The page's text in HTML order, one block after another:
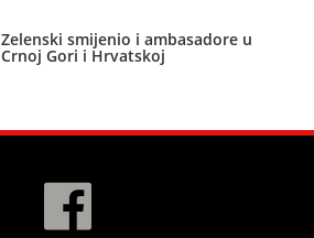
Zelenski smijenio i ambasadore u
Crnoj Gori i Hrvatskoj